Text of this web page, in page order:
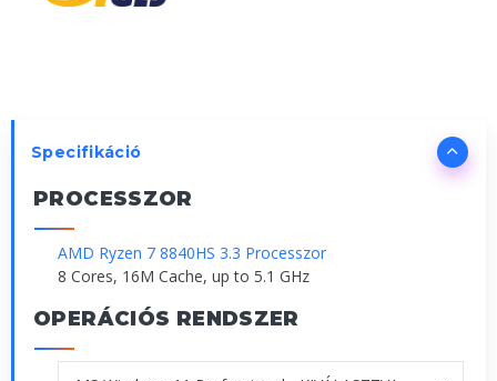
Specifikáció
PROCESSZOR
AMD Ryzen 7 8840HS 3.3 Processzor
8 Cores, 16M Cache, up to 5.1 GHz
OPERÁCIÓS RENDSZER